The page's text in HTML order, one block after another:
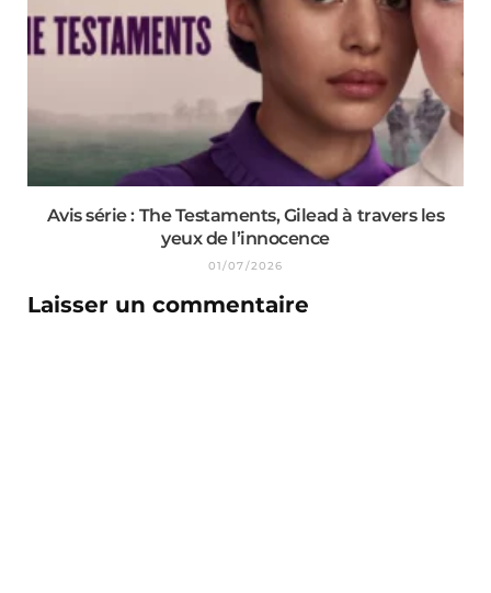
Avis série : The Testaments, Gilead à travers les
yeux de l’innocence
01/07/2026
Laisser un commentaire